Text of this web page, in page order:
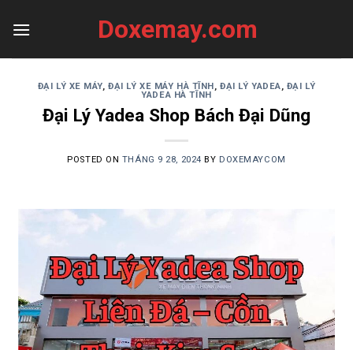
Doxemay.com
ĐẠI LÝ XE MÁY,ĐẠI LÝ XE MÁY HÀ TĨNH,ĐẠI LÝ YADEA, ĐẠI LÝ
YADEA HÀ TĨNH
Đại Lý Yadea Shop Bách Đại Dũng
POSTED ON THÁNG 9 28, 2024 BY DOXEMAYCOM